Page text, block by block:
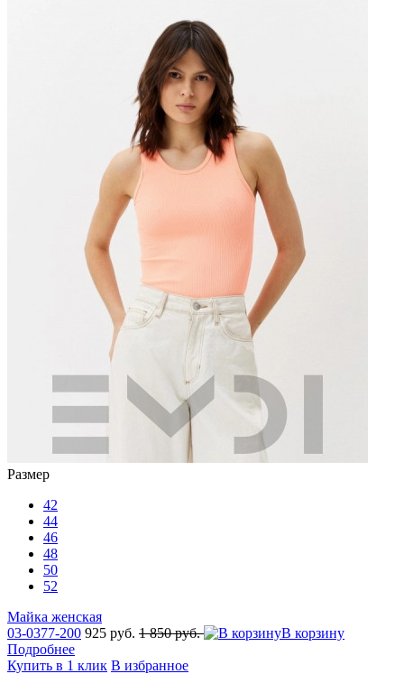
Размер
42
44
46
48
50
52
Майка женская
03-0377-200 925 руб. 1 850 руб.
В корзину
Подробнее
Купить в 1 клик В избранное